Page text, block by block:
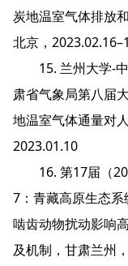
炭地温室气体排放
北京，
15. 兰州大学-
肃省气象局第八届
地温室气体通量对
2023.01.10
16. 第17届（
7：青藏高原生态系
啮齿动物扰动影响
及机制，甘肃兰州